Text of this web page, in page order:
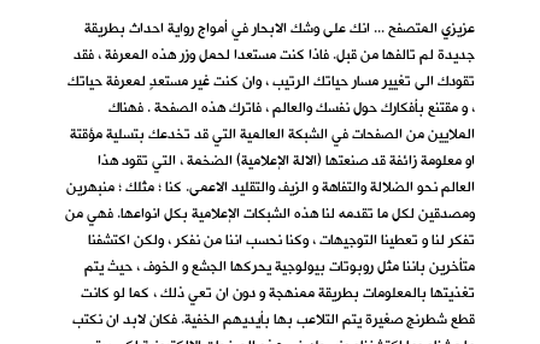
جديدة لم تالفها من قبل. فاذا كنت مستعدا لحمل وزر هذه المعرفة ، فقد
تقودك الى تغيير مسار حياتك الرتيب ، وان كنت غير مستعدٍ لمعرفة حياتك
، و مقتنع بأفكارك حول نفسك والعالم ، فاترك هذه الصفحة . فهناك
الملايين من الصفحات في الشبكة العالمية التي قد تخدعك بتسلية مؤقتة
او معلومة زائفة قد صنعتها (الالة الإعلامية) الضخمة ، التي تقود هذا
العالم نحو الضلالة والتفاهة و الزيف والتقليد الاعمى. كنا ؛ مثلك ؛ منبهرين
ومصدقين لكل ما تقدمه لنا هذه الشبكات الإعلامية بكل انواعها. فهي من
تفكر لنا و تعطينا التوجيهات ، وكنا نحسب اننا من نفكر ، ولكن اكتشفنا
متأخرين باننا مثل روبوتات بيولوجية يحركها الجشع و الخوف ، حيث يتم
تغذيتها بالمعلومات بطريقة ممنهجة و دون ان تعي ذلك ، كما لو كانت
قطع شطرنج صغيرة يتم التلاعب بها بأيديهم الخفية. فكان لابد ان نكتب